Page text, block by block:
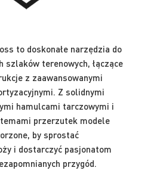
to doskonałe narzędzia do
szlaków terenowych, łączące
z zaawansowanymi
Z solidnymi
hamulcami tarczowymi i
przerzutek modele
by sprostać
i dostarczyć pasjonatom
przygód.